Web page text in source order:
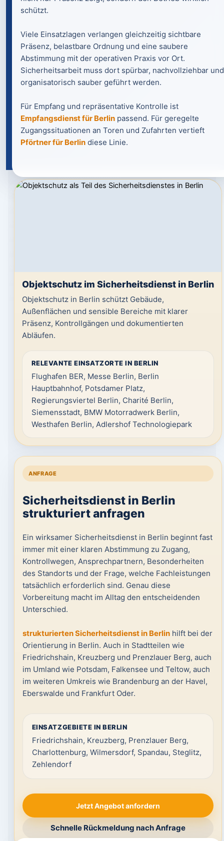
schützt.
Viele Einsatzlagen verlangen gleichzeitig sichtbare
Präsenz, belastbare Ordnung und eine saubere
Abstimmung mit der operativen Praxis vor Ort.
Sicherheitsarbeit muss dort spürbar, nachvollziehbar und
organisatorisch sauber geführt werden.
Für Empfang und repräsentative Kontrolle ist
Empfangsdienst für Berlin passend. Für geregelte
Zugangssituationen an Toren und Zufahrten vertieft
Pförtner für Berlin diese Linie.
Objektschutz im Sicherheitsdienst in Berlin
Objektschutz in Berlin schützt Gebäude,
Außenflächen und sensible Bereiche mit klarer
Präsenz, Kontrollgängen und dokumentierten
Abläufen.
RELEVANTE EINSATZORTE IN BERLIN
Flughafen BER, Messe Berlin, Berlin
Hauptbahnhof, Potsdamer Platz,
Regierungsviertel Berlin, Charité Berlin,
Siemensstadt, BMW Motorradwerk Berlin,
Westhafen Berlin, Adlershof Technologiepark
ANFRAGE
Sicherheitsdienst in Berlin
strukturiert anfragen
Ein wirksamer Sicherheitsdienst in Berlin beginnt fast
immer mit einer klaren Abstimmung zu Zugang,
Kontrollwegen, Ansprechpartnern, Besonderheiten
des Standorts und der Frage, welche Fachleistungen
tatsächlich erforderlich sind. Genau diese
Vorbereitung macht im Alltag den entscheidenden
Unterschied.
strukturierten Sicherheitsdienst in Berlinhilft bei der
Orientierung in Berlin. Auch in Stadtteilen wie
Friedrichshain, Kreuzberg und Prenzlauer Berg, auch
im Umland wie Potsdam, Falkensee und Teltow, auch
im weiteren Umkreis wie Brandenburg an der Havel,
Eberswalde und Frankfurt Oder.
EINSATZGEBIETE IN BERLIN
Friedrichshain, Kreuzberg, Prenzlauer Berg,
Charlottenburg, Wilmersdorf, Spandau, Steglitz,
Zehlendorf
Jetzt Angebot anfordern
Schnelle Rückmeldung nach Anfrage